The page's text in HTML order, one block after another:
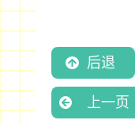
后退
上一页